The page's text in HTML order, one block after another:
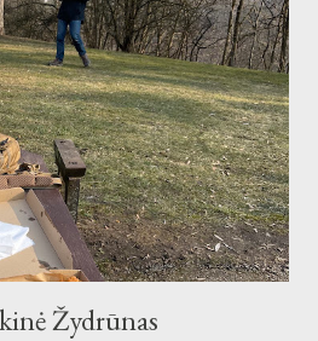
bekeliaudama link kultūros,
ir čiauškėjo. Tas čiauškesys
atspėk - sugalvoji ką nors ir tada
Šį kavarą atsakymai į išgalvojimus
boružė, Laisvės alėja,
į valia...
Žydrūnas